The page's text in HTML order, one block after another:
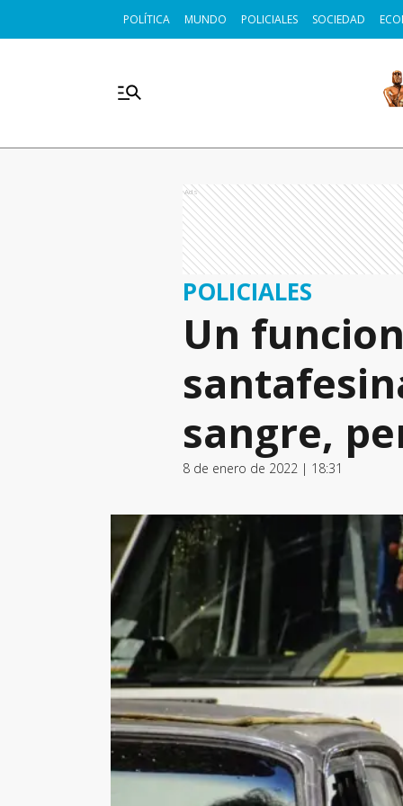
POLÍTICA MUNDO POLICIALES SOCIEDAD
Ads
POLICIALES
Un
sangre,
8 de enero de 2022 | 18:31